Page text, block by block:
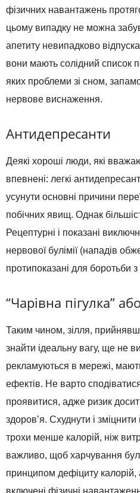
фізичних навантажень
цьому випадку не можна
апетиту невипадково
вони мають солідний список
яких проблеми зі сном,
нервове виснаження.
Антидепресанти
Деякі хороші люди, які
впевнені: легкі
усунути основні причини
побічних явищ. Однак
Рецептурні і показані
нервової булімії (нападів
протипоказані для боротьби
“Чарівна пігулка”
Таким чином, зілля,
знайти ідеальну вагу, ще не
рекламуються в мережі,
ефектів. Не варто
проявитися, адже ризик
здоров’я. Схуднути і
трохи менше калорій, ніж
важливо, щоб харчування
принципом дефіциту